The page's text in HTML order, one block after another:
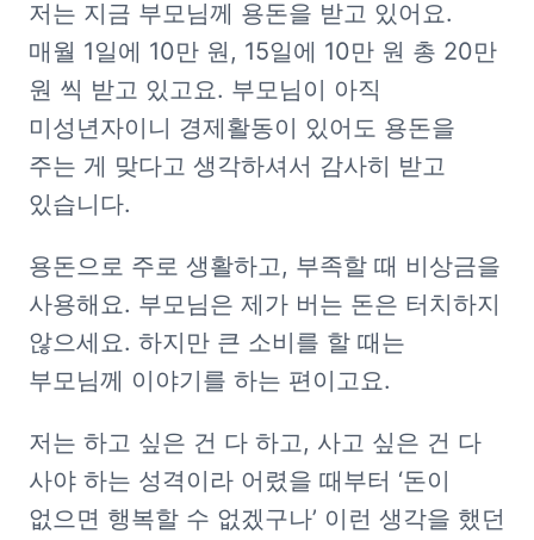
저는 지금 부모님께 용돈을 받고 있어요.
매월 1일에 10만 원, 15일에 10만 원 총 20만
원 씩 받고 있고요. 부모님이 아직
미성년자이니 경제활동이 있어도 용돈을
주는 게 맞다고 생각하셔서 감사히 받고
있습니다.
용돈으로 주로 생활하고, 부족할 때 비상금을
사용해요. 부모님은 제가 버는 돈은 터치하지
않으세요. 하지만 큰 소비를 할 때는
부모님께 이야기를 하는 편이고요.
저는 하고 싶은 건 다 하고, 사고 싶은 건 다
사야 하는 성격이라 어렸을 때부터 ‘돈이
없으면 행복할 수 없겠구나’ 이런 생각을 했던